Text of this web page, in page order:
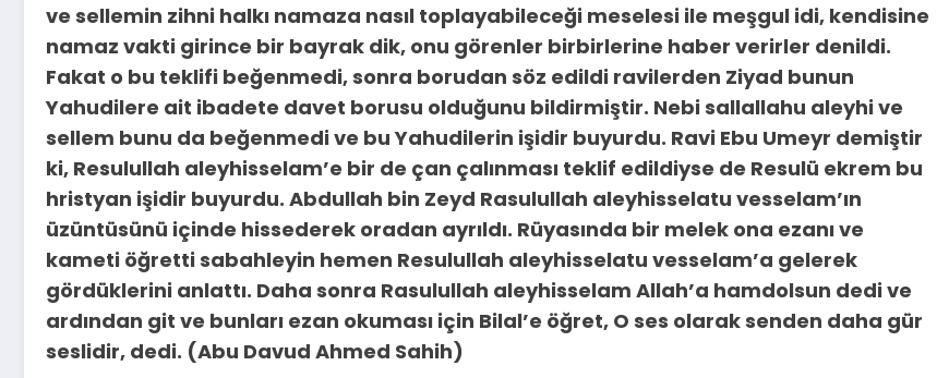
ve sellemin zihni halkı namaza nasıl toplayabileceği meselesi ile meşgul idi, kendisine
namaz vakti girince bir bayrak dik, onu görenler birbirlerine haber verirler denildi.
Fakat o bu teklifi beğenmedi, sonra borudan söz edildi ravilerden Ziyad bunun
Yahudilere ait ibadete davet borusu olduğunu bildirmiştir. Nebi sallallahu aleyhi ve
sellem bunu da beğenmedi ve bu Yahudilerin işidir buyurdu. Ravi Ebu Umeyr demiştir
ki, Resulullah aleyhisselam’e bir de çan çalınması teklif edildiyse de Resulü ekrem bu
hristyan işidir buyurdu. Abdullah bin Zeyd Rasulullah aleyhisselatu vesselam’ın
üzüntüsünü içinde hissederek oradan ayrıldı. Rüyasında bir melek ona ezanı ve
kameti öğretti sabahleyin hemen Resulullah aleyhisselatu vesselam’a gelerek
gördüklerini anlattı. Daha sonra Rasulullah aleyhisselam Allah’a hamdolsun dedi ve
ardından git ve bunları ezan okuması için Bilal’e öğret, O ses olarak senden daha gür
seslidir, dedi. (Abu Davud Ahmed Sahih)